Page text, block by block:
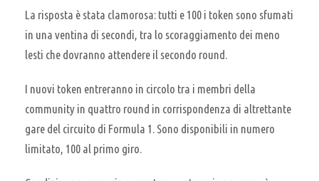
La risposta è stata clamorosa: tutti e 100 i token sono sfumati
in una ventina di secondi, tra lo scoraggiamento dei meno
lesti che dovranno attendere il secondo round.
I nuovi token entreranno in circolo tra i membri della
community in quattro round in corrispondenza di altrettante
gare del circuito di Formula 1. Sono disponibili in numero
limitato, 100 al primo giro.